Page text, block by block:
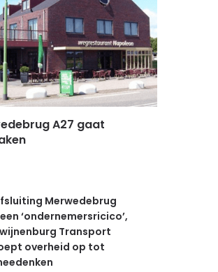
A27 gaat
Merwedebrug
‘ondernemersricico’,
Transport
overheid op tot